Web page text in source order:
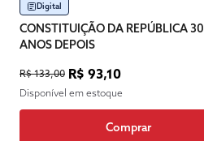
Digital
CONSTITUIÇÃO DA REPÚBLICA 30
ANOS DEPOIS
R$ 133,00 R$ 93,10
Disponível em estoque
Comprar